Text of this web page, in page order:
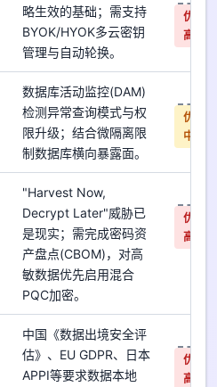
略生效的基础；需支持
BYOK/HYOK多云密钥
管理与自动轮换。
优先
高
数据库活动监控(DAM)
检测异常查询模式与权
限升级；结合微隔离限
制数据库横向暴露面。
优先
中
"Harvest Now,
Decrypt Later"威胁已
是现实；需完成密码资
产盘点(CBOM)，对高
敏数据优先启用混合
PQC加密。
优先
高
中国《数据出境安全评
估》、EU GDPR、日本
APPI等要求数据本地
优先
高